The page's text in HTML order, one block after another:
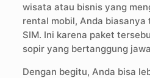
wisata atau bisnis yang
rental mobil, Anda biasanya
SIM. Ini karena paket
sopir yang bertanggung
Dengan begitu, Anda bisa